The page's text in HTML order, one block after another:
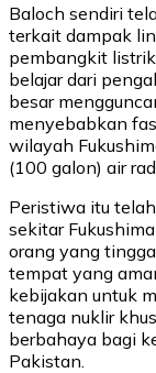
Baloch sendiri
terkait dampak
pembangkit
belajar dari
besar
menyebabkan
wilayah
(100 galon) air
Peristiwa itu
sekitar
orang yang
tempat yang
kebijakan untuk
tenaga nuklir
berbahaya bagi
Pakistan.